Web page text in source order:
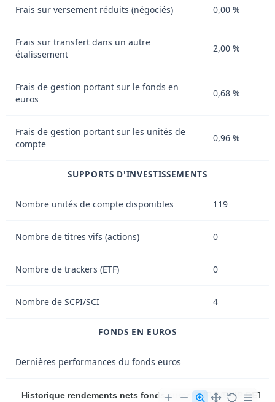
Frais sur versement réduits (négociés) 0,00 %
Frais sur transfert dans un autre
étalissement
2,00 %
Frais de gestion portant sur le fonds en
euros
0,68 %
Frais de gestion portant sur les unités de
compte
0,96 %
SUPPORTS D'INVESTISSEMENTS
Nombre unités de compte disponibles 119
Nombre de titres vifs (actions) 0
Nombre de trackers (ETF) 0
Nombre de SCPI/SCI 4
FONDS EN EUROS
Dernières performances du fonds euros
Historique rendements nets fonds euros SURAVENIR